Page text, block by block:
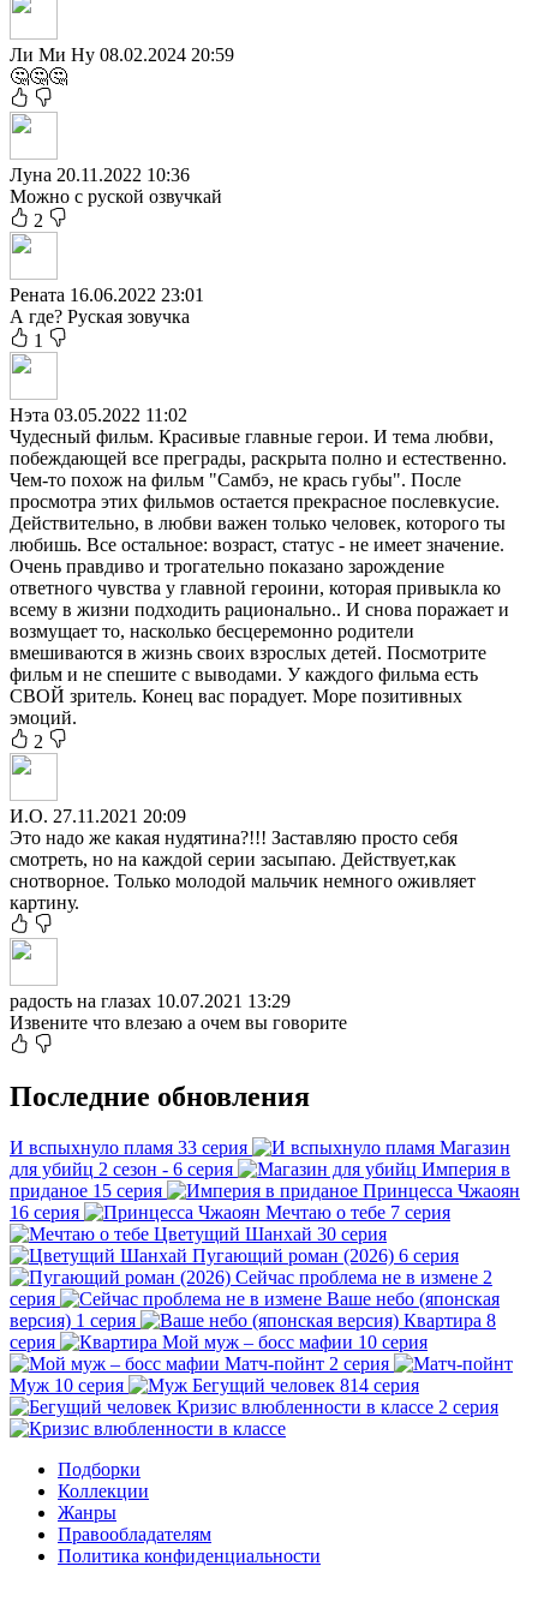
Ли Ми Ну 08.02.2024 20:59
🤔🤔🤔
Луна 20.11.2022 10:36
Можно с руской озвучкай
2
Рената 16.06.2022 23:01
А где? Руская зовучка
1
Нэта 03.05.2022 11:02
Чудесный фильм. Красивые главные герои. И тема любви,
побеждающей все преграды, раскрыта полно и естественно.
Чем-то похож на фильм "Самбэ, не крась губы". После
просмотра этих фильмов остается прекрасное послевкусие.
Действительно, в любви важен только человек, которого ты
любишь. Все остальное: возраст, статус - не имеет значение.
Очень правдиво и трогательно показано зарождение
ответного чувства у главной героини, которая привыкла ко
всему в жизни подходить рационально.. И снова поражает и
возмущает то, насколько бесцеремонно родители
вмешиваются в жизнь своих взрослых детей. Посмотрите
фильм и не спешите с выводами. У каждого фильма есть
СВОЙ зритель. Конец вас порадует. Море позитивных
эмоций.
2
И.О. 27.11.2021 20:09
Это надо же какая нудятина?!!! Заставляю просто себя
смотреть, но на каждой серии засыпаю. Действует,как
снотворное. Только молодой мальчик немного оживляет
картину.
радость на глазах 10.07.2021 13:29
Извените что влезаю а очем вы говорите
Последние обновления
И вспыхнуло пламя 33 серия
Магазин
для убийц 2 сезон - 6 серия
Империя в
приданое 15 серия
Принцесса Чжаоян
16 серия
Мечтаю о тебе 7 серия
Цветущий Шанхай 30 серия
Пугающий роман (2026) 6 серия
Сейчас проблема не в измене 2
серия
Ваше небо (японская
версия) 1 серия Квартира 8
серия
Мой муж – босс мафии 10 серия
Матч-пойнт 2 серия
Муж 10 серия Бегущий человек 814 серия
Кризис влюбленности в классе 2 серия
Подборки
Коллекции
Жанры
Правообладателям
Политика конфиденциальности